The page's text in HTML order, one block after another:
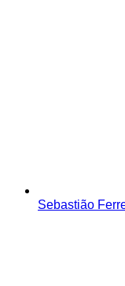
Sebastião